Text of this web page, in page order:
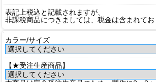
表記上税込と記載されますが、
非課税商品につきましては、税金は含まれてお
カラー/サイズ
【★受注生産商品】